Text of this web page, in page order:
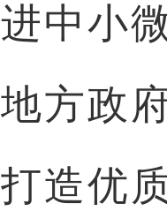
进中小
地方政
打造优